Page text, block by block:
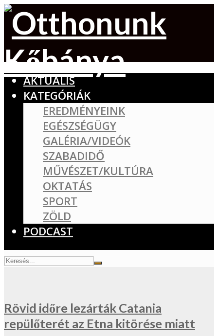
AKTUÁLIS
KATEGÓRIÁK
EREDMÉNYEINK
EGÉSZSÉGÜGY
GALÉRIA/VIDEÓK
SZABADIDŐ
MŰVÉSZET/KULTÚRA
OKTATÁS
SPORT
ZÖLD
PODCAST
Rövid időre lezárták Catania
repülőterét az Etna kitörése miatt